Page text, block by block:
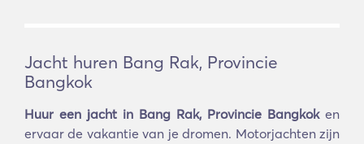
Jacht huren Bang Rak, Provincie
Bangkok
Huur een jacht in Bang Rak, Provincie Bangkoken
ervaar de vakantie van je dromen. Motorjachten zijn